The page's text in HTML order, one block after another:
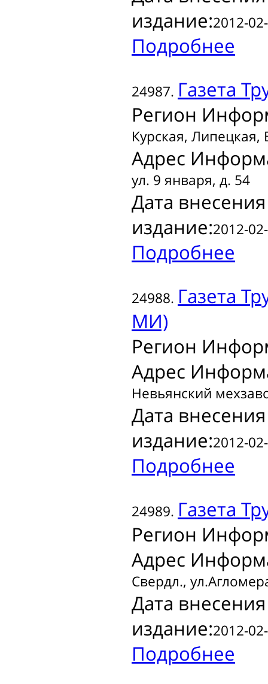
издание:2012-
Подробнее
24987. Газета
Регион
Курская, Липецкая,
Адрес
ул. 9 января, д. 54
Дата
издание:2012-
Подробнее
24988. Газета
МИ)
Регион
Адрес
Невьянский
Дата
издание:2012-
Подробнее
24989. Газета
Регион
Адрес
Свердл.,
Дата
издание:2012-
Подробнее